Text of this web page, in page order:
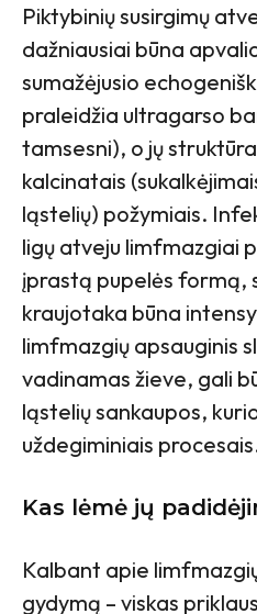
Piktybinių susirgimų
dažniausiai būna
sumažėjusio
praleidžia ultragarso
tamsesni), o jų
kalcinatais
ląstelių) požymiais.
ligų atveju limfmazgiai
įprastą pupelės formą,
kraujotaka būna
limfmazgių apsauginis
vadinamas žieve, gali
ląstelių sankaupos,
uždegiminiais
Kas lėmė jų
Kalbant apie
gydymą – viskas